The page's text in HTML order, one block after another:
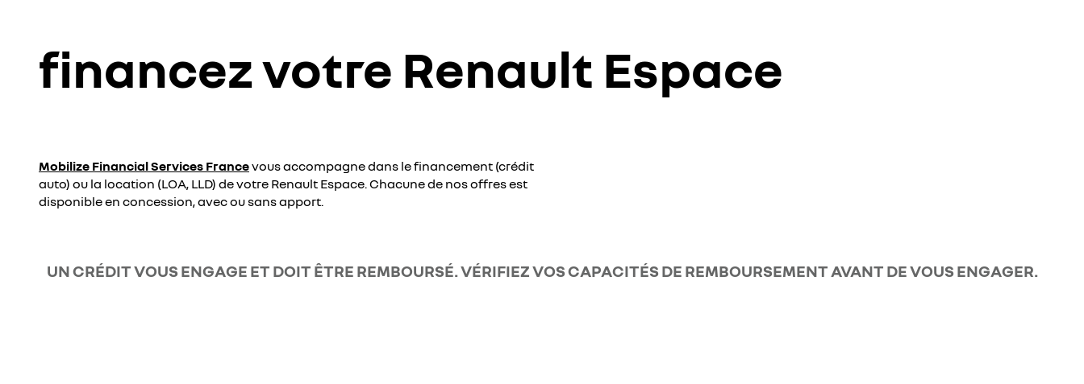
financez votre Renault Espace
Mobilize Financial Services Francevous accompagne dans le financement (crédit
auto) ou la location (LOA, LLD) de votre Renault Espace. Chacune de nos offres est
disponible en concession, avec ou sans apport.
UN CRÉDIT VOUS ENGAGE ET DOIT ÊTRE REMBOURSÉ. VÉRIFIEZ VOS CAPACITÉS DE REMBOURSEMENT AVANT DE VOUS ENGAGER.